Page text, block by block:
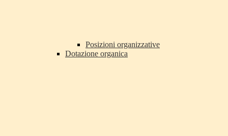
Posizioni organizzative
Dotazione organica